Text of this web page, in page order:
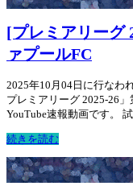
[プレミアリーグ
ァプールFC
2025年10月04日に行なわ
プレミアリーグ 2025-26
YouTube速報動画です。
続きを読む